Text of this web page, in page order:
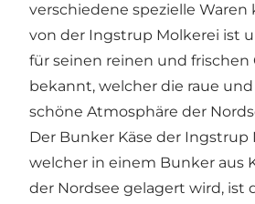
verschiedene spezielle Waren
von der Ingstrup Molkerei ist
für seinen reinen und frischen
bekannt, welcher die raue
schöne Atmosphäre der
Der Bunker Käse der Ingstrup
welcher in einem Bunker aus
der Nordsee gelagert wird, ist